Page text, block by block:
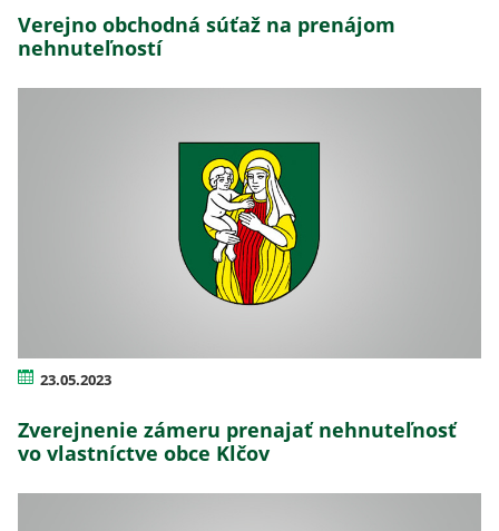
Verejno obchodná súťaž na prenájom
nehnuteľností
23.05.2023
Zverejnenie zámeru prenajať nehnuteľnosť
vo vlastníctve obce Klčov